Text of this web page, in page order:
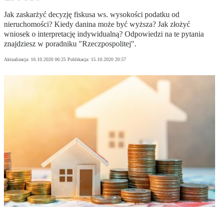
Jak zaskarżyć decyzję fiskusa ws. wysokości podatku od
nieruchomości? Kiedy danina może być wyższa? Jak złożyć
wniosek o interpretację indywidualną? Odpowiedzi na te pytania
znajdziesz w poradniku "Rzeczpospolitej".
Aktualizacja: 16.10.2020 06:25 Publikacja: 15.10.2020 20:57